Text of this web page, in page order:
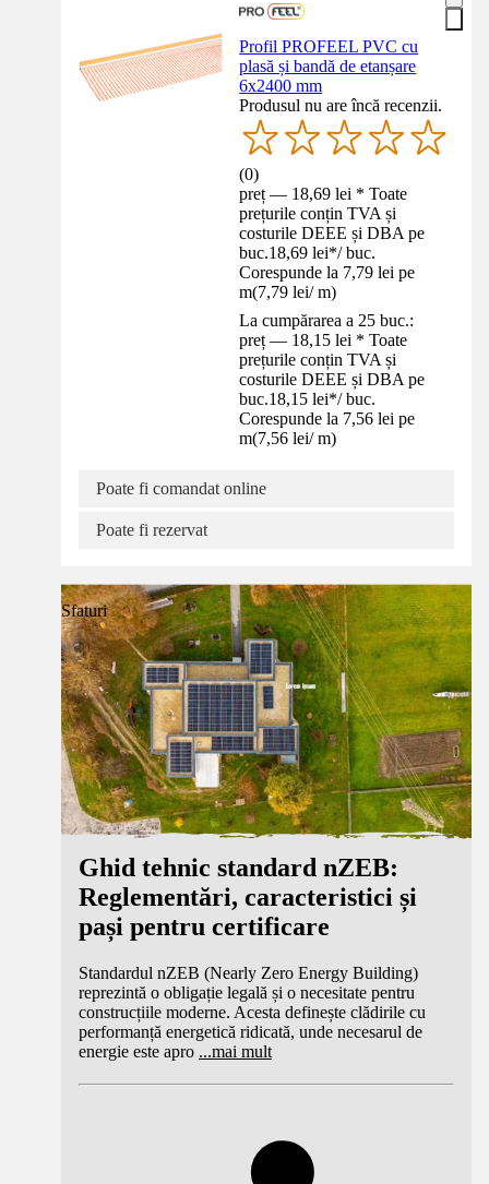
Profil PROFEEL PVC cu
plasă și bandă de etanșare
6x2400 mm
Produsul nu are încă recenzii.
(0)
preț — 18,69 lei * Toate
prețurile conțin TVA și
costurile DEEE și DBA pe
buc.18,69 lei*/ buc.
Corespunde la 7,79 lei pe
m(7,79 lei/ m)
La cumpărarea a 25 buc.:
preț — 18,15 lei * Toate
prețurile conțin TVA și
costurile DEEE și DBA pe
buc.18,15 lei*/ buc.
Corespunde la 7,56 lei pe
m(7,56 lei/ m)
Poate fi comandat online
Poate fi rezervat
Sfaturi
Ghid tehnic standard nZEB:
Reglementări, caracteristici și
pași pentru certificare
Standardul nZEB (Nearly Zero Energy Building)
reprezintă o obligație legală și o necesitate pentru
construcțiile moderne. Acesta definește clădirile cu
performanță energetică ridicată, unde necesarul de
energie este apro ...mai mult